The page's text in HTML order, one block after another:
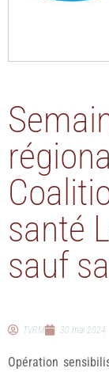
santé
sauf
TVRM 30 mai 2024
Opération